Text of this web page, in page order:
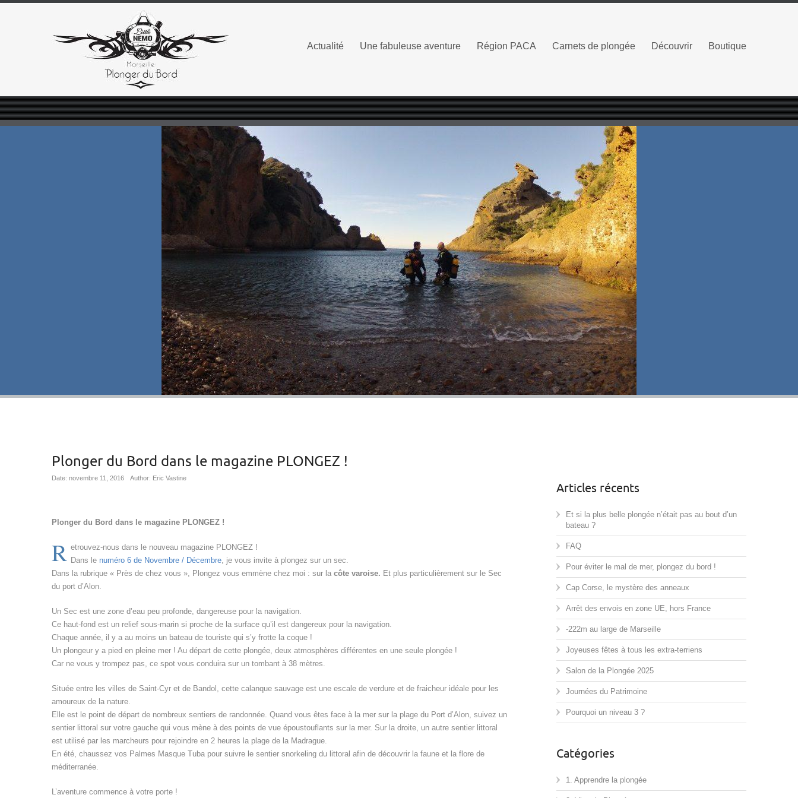
Actualité Une fabuleuse aventure Région PACA Carnets de plongée Découvrir Boutique
Plonger du Bord dans le magazine PLONGEZ !
Date: novembre 11, 2016 Author: Eric Vastine
Plonger du Bord dans le magazine PLONGEZ !
R etrouvez-nous dans le nouveau magazine PLONGEZ !
Dans le numéro 6 de Novembre / Décembre, je vous invite à plongez sur un sec.
Dans la rubrique « Près de chez vous », Plongez vous emmène chez moi : sur la côte varoise. Et plus particulièrement sur le Sec
du port d’Alon.
Un Sec est une zone d’eau peu profonde, dangereuse pour la navigation.
Ce haut-fond est un relief sous-marin si proche de la surface qu’il est dangereux pour la navigation.
Chaque année, il y a au moins un bateau de touriste qui s’y frotte la coque !
Un plongeur y a pied en pleine mer ! Au départ de cette plongée, deux atmosphères différentes en une seule plongée !
Car ne vous y trompez pas, ce spot vous conduira sur un tombant à 38 mètres.
Située entre les villes de Saint-Cyr et de Bandol, cette calanque sauvage est une escale de verdure et de fraicheur idéale pour les
amoureux de la nature.
Elle est le point de départ de nombreux sentiers de randonnée. Quand vous êtes face à la mer sur la plage du Port d’Alon, suivez un
sentier littoral sur votre gauche qui vous mène à des points de vue époustouflants sur la mer. Sur la droite, un autre sentier littoral
est utilisé par les marcheurs pour rejoindre en 2 heures la plage de la Madrague.
En été, chaussez vos Palmes Masque Tuba pour suivre le sentier snorkeling du littoral afin de découvrir la faune et la flore de
méditerranée.
L’aventure commence à votre porte !
Articles récents
Et si la plus belle plongée n’était pas au bout d’un
bateau ?
FAQ
Pour éviter le mal de mer, plongez du bord !
Cap Corse, le mystère des anneaux
Arrêt des envois en zone UE, hors France
-222m au large de Marseille
Joyeuses fêtes à tous les extra-terriens
Salon de la Plongée 2025
Journées du Patrimoine
Pourquoi un niveau 3 ?
Catégories
1. Apprendre la plongée